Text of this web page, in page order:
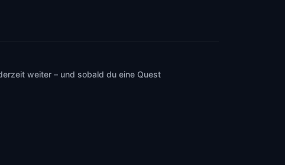
weiter – und sobald du eine Quest